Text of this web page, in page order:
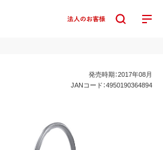
発売時期：2017年08月
JANコード：4950190364894